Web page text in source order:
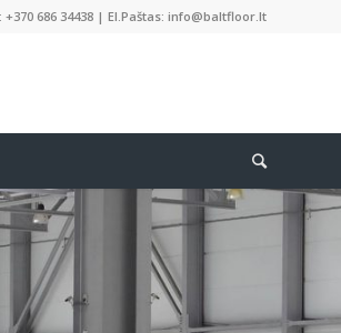
686 34438 | El.Paštas: info@baltfloor.lt